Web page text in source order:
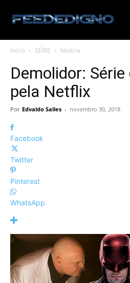
Início SÉRIE Notícia
Demolidor:
pela Netflix
Por Edvaldo Salles - novembro 30, 2018
Facebook
Twitter
Pinterest
WhatsApp